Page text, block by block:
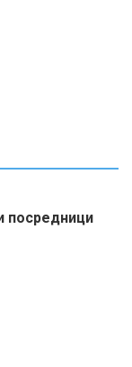
посредници